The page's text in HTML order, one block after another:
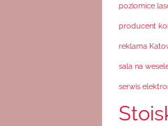
poziomice
producent
reklama
sala na
serwis